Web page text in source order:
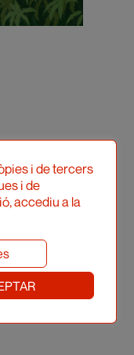
de
i de tercers
i de
accediu a la